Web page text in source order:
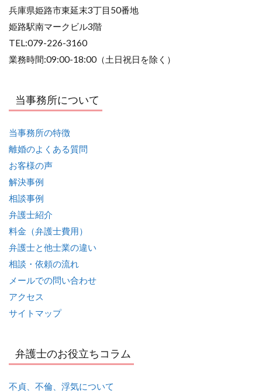
兵庫県姫路市東延末3丁目50番地
姫路駅南マークビル3階
TEL:079-226-3160
業務時間:09:00-18:00（土日祝日を除く）
当事務所について
当事務所の特徴
離婚のよくある質問
お客様の声
解決事例
相談事例
弁護士紹介
料金（弁護士費用）
弁護士と他士業の違い
相談・依頼の流れ
メールでの問い合わせ
アクセス
サイトマップ
弁護士のお役立ちコラム
不貞、不倫、浮気について